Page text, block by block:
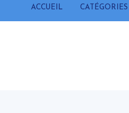
ACCUEIL CATÉGORIES